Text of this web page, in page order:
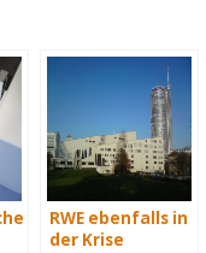
RWE ebenfalls in
der Krise